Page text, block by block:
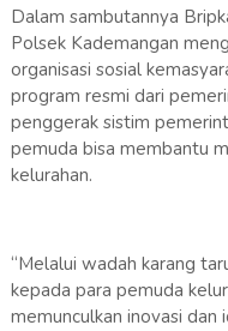
Dalam sambutannya
Polsek Kademangan
organisasi sosial
program resmi dari
penggerak sistim
pemuda bisa membantu
kelurahan.
“Melalui wadah karang
kepada para pemuda
memunculkan inovasi